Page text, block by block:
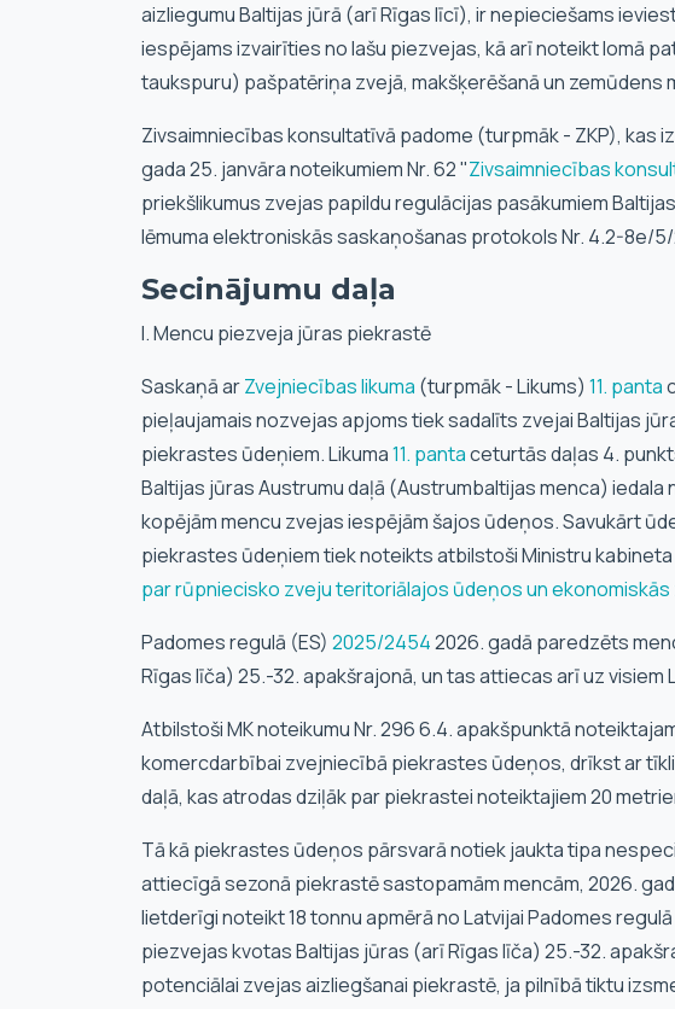
aizliegumu Baltijas jūrā (arī Rīgas līcī), ir nepieciešams
iespējams izvairīties no lašu piezvejas, kā arī noteikt lomā
taukspuru) pašpatēriņa zvejā, makšķerēšanā un zemūdens
Zivsaimniecības konsultatīvā padome (turpmāk - ZKP), kas
gada 25. janvāra noteikumiem Nr. 62 "Zivsaimniecības
priekšlikumus zvejas papildu regulācijas pasākumiem
lēmuma elektroniskās saskaņošanas protokols Nr. 4.2-8e/
Secinājumu daļa
I. Mencu piezveja jūras piekrastē
Saskaņā arZvejniecības likuma (turpmāk - Likums) 11. panta
pieļaujamais nozvejas apjoms tiek sadalīts zvejai Baltijas
piekrastes ūdeņiem. Likuma11. pantaceturtās daļas 4.
Baltijas jūras Austrumu daļā (Austrumbaltijas menca)
kopējām mencu zvejas iespējām šajos ūdeņos. Savukārt
piekrastes ūdeņiem tiek noteikts atbilstoši Ministru kabineta
par rūpniecisko zveju teritoriālajos ūdeņos un
Padomes regulā (ES) 2025/24542026. gadā paredzēts
Rīgas līča) 25.-32. apakšrajonā, un tas attiecas arī uz
Atbilstoši MK noteikumu Nr. 296 6.4. apakšpunktā
komercdarbībai zvejniecībā piekrastes ūdeņos, drīkst ar
daļā, kas atrodas dziļāk par piekrastei noteiktajiem 20
Tā kā piekrastes ūdeņos pārsvarā notiek jaukta tipa
attiecīgā sezonā piekrastē sastopamām mencām, 2026.
lietderīgi noteikt 18 tonnu apmērā no Latvijai Padomes regulā
piezvejas kvotas Baltijas jūras (arī Rīgas līča) 25.-32.
potenciālai zvejas aizliegšanai piekrastē, ja pilnībā tiktu